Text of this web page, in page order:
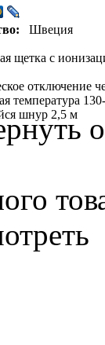
Швеция
щетка с
отключение
температура
шнур 2,5 м